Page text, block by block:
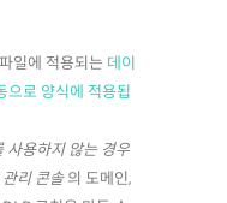
일에 적용되는 데이
으로 양식에 적용됩
용하지 않는 경우
리 콘솔의 도메인,